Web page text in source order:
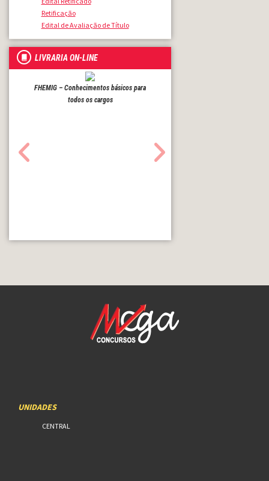
Retificação
Edital de Avaliação de Título
LIVRARIA ON-LINE
FHEMIG – Conhecimentos básicos para
todos os cargos
UNIDADES
CENTRAL